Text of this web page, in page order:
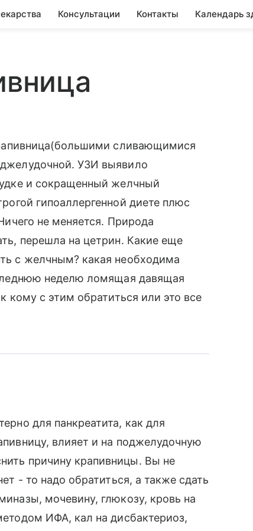
Консультации Контакты Календарь
сливающимися
УЗИ выявило
и сокращенный желчный
гипоаллергенной диете плюс
не меняется. Природа
перешла на цетрин. Какие еще
с желчным? какая необходима
неделю ломящая давящая
кому с этим обратиться или это все
для панкреатита, как для
влияет и на поджелудочную
причину крапивницы. Вы не
- то надо обратиться, а также сдать
мочевину, глюкозу, кровь на
ИФА, кал на дисбактериоз,